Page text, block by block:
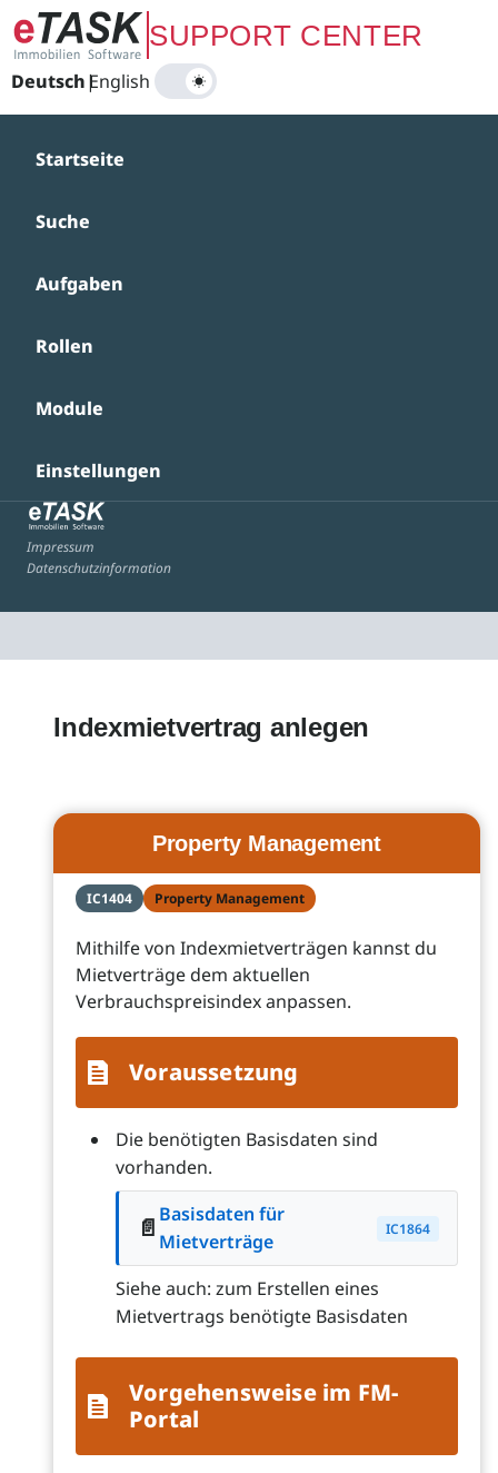
Zum Hauptinhalt springenSUPPORT CENTER
Deutsch|
English
Startseite
Suche
Aufgaben
Rollen
Module
Einstellungen
Impressum
Datenschutzinformation
Indexmietvertrag anlegen
Property Management
IC1404 Property Management
Mithilfe von Indexmietverträgen kannst du
Mietverträge dem aktuellen
Verbrauchspreisindex anpassen.
Voraussetzung
Die benötigten Basisdaten sind
vorhanden.
📄 Basisdaten für
Mietverträge
IC1864
Siehe auch: zum Erstellen eines
Mietvertrags benötigte Basisdaten
Vorgehensweise im FM-
Portal